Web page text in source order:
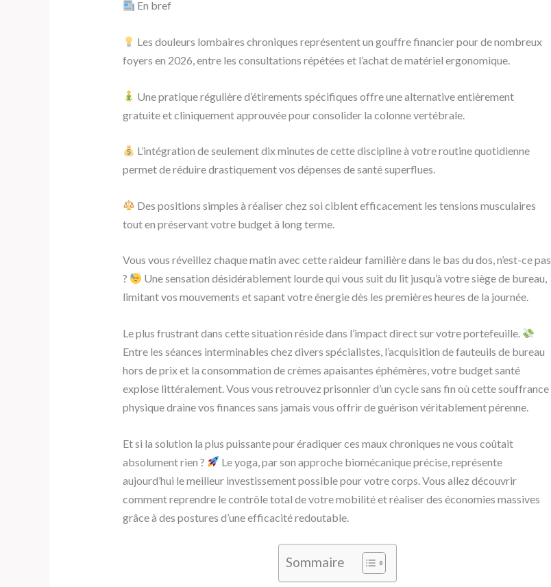
En bref
Les douleurs lombaires chroniques représentent un gouffre financier pour de nombreux
foyers en 2026, entre les consultations répétées et l’achat de matériel ergonomique.
Une pratique régulière d’étirements spécifiques offre une alternative entièrement
gratuite et cliniquement approuvée pour consolider la colonne vertébrale.
L’intégration de seulement dix minutes de cette discipline à votre routine quotidienne
permet de réduire drastiquement vos dépenses de santé superflues.
Des positions simples à réaliser chez soi ciblent efficacement les tensions musculaires
tout en préservant votre budget à long terme.
Vous vous réveillez chaque matin avec cette raideur familière dans le bas du dos, n’est-ce pas
?
Une sensation désidérablement lourde qui vous suit du lit jusqu’à votre siège de bureau,
limitant vos mouvements et sapant votre énergie dès les premières heures de la journée.
Le plus frustrant dans cette situation réside dans l’impact direct sur votre portefeuille.
Entre les séances interminables chez divers spécialistes, l’acquisition de fauteuils de bureau
hors de prix et la consommation de crèmes apaisantes éphémères, votre budget santé
explose littéralement. Vous vous retrouvez prisonnier d’un cycle sans fin où cette souffrance
physique draine vos finances sans jamais vous offrir de guérison véritablement pérenne.
Et si la solution la plus puissante pour éradiquer ces maux chroniques ne vous coûtait
absolument rien ?
Le yoga, par son approche biomécanique précise, représente
aujourd’hui le meilleur investissement possible pour votre corps. Vous allez découvrir
comment reprendre le contrôle total de votre mobilité et réaliser des économies massives
grâce à des postures d’une efficacité redoutable.
Sommaire